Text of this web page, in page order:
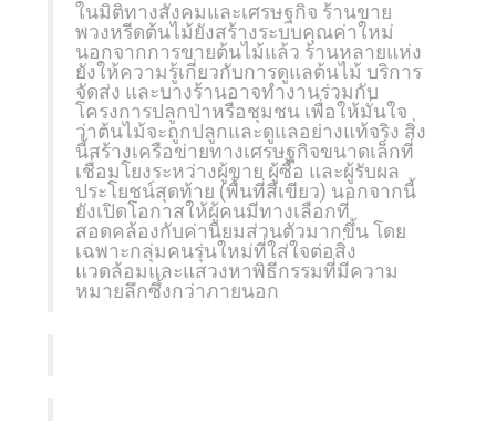
ในมิติทางสังคมและเศรษฐกิจ ร้านขาย
พวงหรีดต้นไม้ยังสร้างระบบคุณค่าใหม่
นอกจากการขายต้นไม้แล้ว ร้านหลายแห่ง
ยังให้ความรู้เกี่ยวกับการดูแลต้นไม้ บริการ
จัดส่ง และบางร้านอาจทำงานร่วมกับ
โครงการปลูกป่าหรือชุมชน เพื่อให้มั่นใจ
ว่าต้นไม้จะถูกปลูกและดูแลอย่างแท้จริง สิ่ง
นี้สร้างเครือข่ายทางเศรษฐกิจขนาดเล็กที่
เชื่อมโยงระหว่างผู้ขาย ผู้ซื้อ และผู้รับผล
ประโยชน์สุดท้าย (พื้นที่สีเขียว) นอกจากนี้
ยังเปิดโอกาสให้ผู้คนมีทางเลือกที่
สอดคล้องกับค่านิยมส่วนตัวมากขึ้น โดย
เฉพาะกลุ่มคนรุ่นใหม่ที่ใส่ใจต่อสิ่ง
แวดล้อมและแสวงหาพิธีกรรมที่มีความ
หมายลึกซึ้งกว่าภายนอก